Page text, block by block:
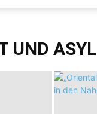
UND ASYL